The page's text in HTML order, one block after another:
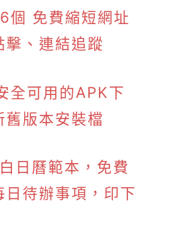
個 免費縮短網址
擊、連結追蹤
全可用的APK下
舊版本安裝檔
日曆範本，免費
待辦事項，印下